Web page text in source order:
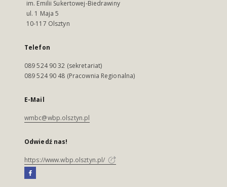
im. Emilii Sukertowej-Biedrawiny
ul. 1 Maja 5
10-117 Olsztyn
Telefon
089 524 90 32 (sekretariat)
089 524 90 48 (Pracownia Regionalna)
E-Mail
wmbc@wbp.olsztyn.pl
Odwiedź nas!
https://www.wbp.olsztyn.pl/